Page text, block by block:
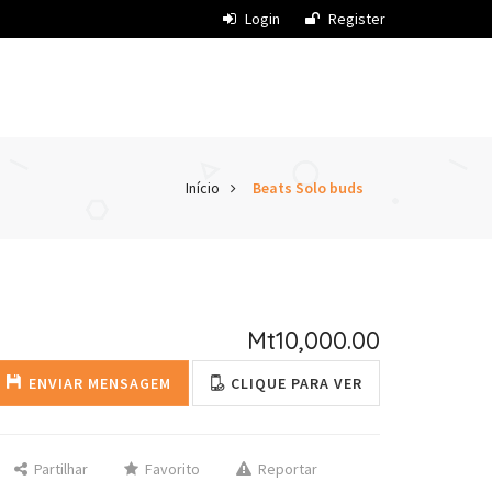
Login Register
Início Beats Solo buds
Mt10,000.00
ENVIAR MENSAGEM CLIQUE PARA VER
Partilhar Favorito Reportar